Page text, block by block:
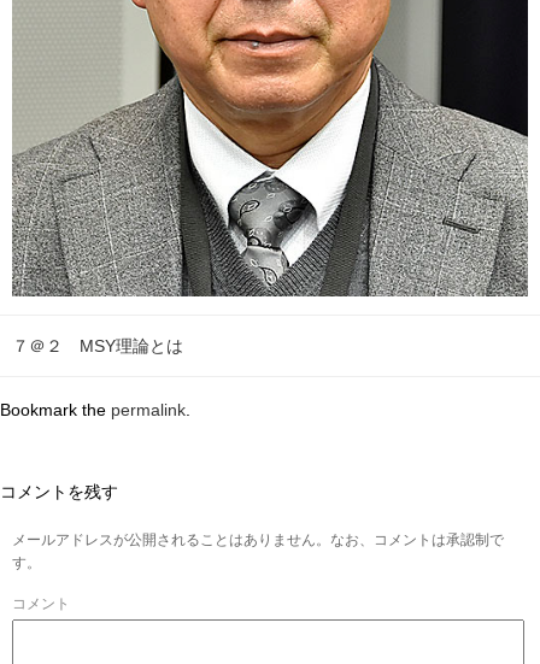
７＠２ MSY理論とは
Bookmark the permalink.
コメントを残す
メールアドレスが公開されることはありません。なお、コメントは承認制で
す。
コメント